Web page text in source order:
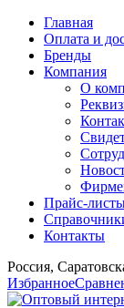
Главная
Оплата и
Бренды
Компания
О
Прайс-
Контакты
Россия,
Избранное